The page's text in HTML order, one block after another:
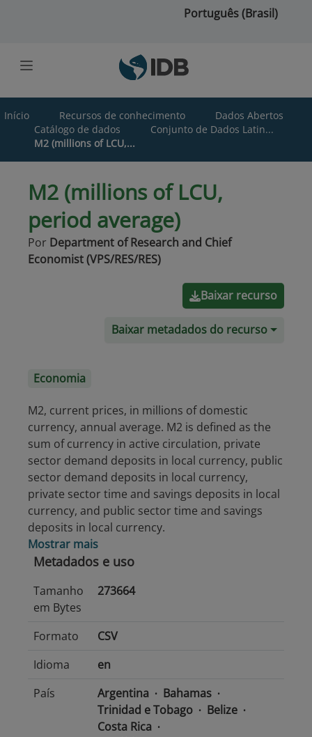
Português (Brasil)
Início Recursos de conhecimento
Dados Abertos
Catálogo de dados
Conjunto de Dados Latin...
M2 (millions of LCU,...
M2 (millions of LCU,
period average)
Por Department of Research and Chief
Economist (VPS/RES/RES)
Baixar recurso
Baixar metadados do recurso
Economia
M2, current prices, in millions of domestic
currency, annual average. M2 is defined as the
sum of currency in active circulation, private
sector demand deposits in local currency, public
sector demand deposits in local currency,
private sector time and savings deposits in local
currency, and public sector time and savings
deposits in local currency.
Mostrar mais
Metadados e uso
Tamanho
em Bytes
273664
Formato
CSV
Idioma
en
País
Argentina
Bahamas
Trinidad e Tobago
Belize
Costa Rica